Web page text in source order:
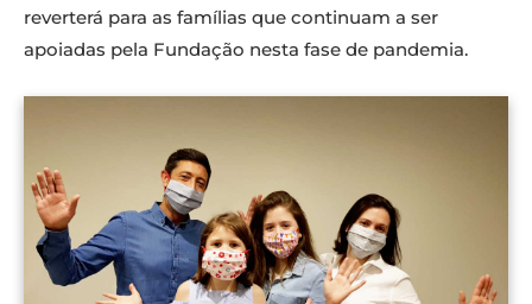
reverterá para as famílias que continuam a ser
apoiadas pela Fundação nesta fase de pandemia.